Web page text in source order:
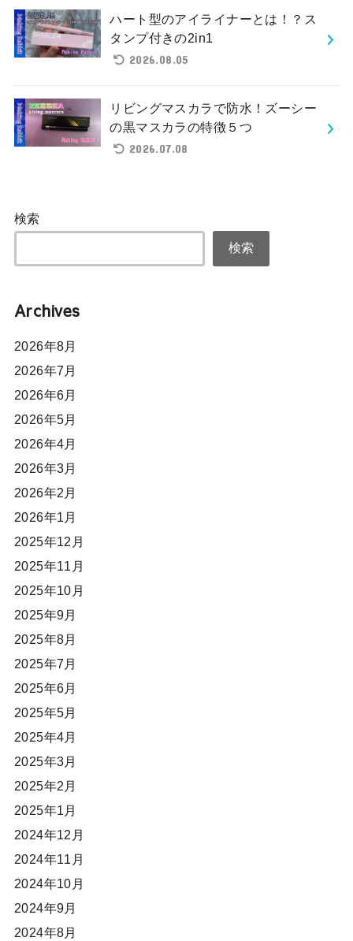
ハート型のアイライナーとは！？ス
タンプ付きの2in1
2026.08.05
リビングマスカラで防水！ズーシー
の黒マスカラの特徴５つ
2026.07.08
検索
検索
Archives
2026年8月
2026年7月
2026年6月
2026年5月
2026年4月
2026年3月
2026年2月
2026年1月
2025年12月
2025年11月
2025年10月
2025年9月
2025年8月
2025年7月
2025年6月
2025年5月
2025年4月
2025年3月
2025年2月
2025年1月
2024年12月
2024年11月
2024年10月
2024年9月
2024年8月